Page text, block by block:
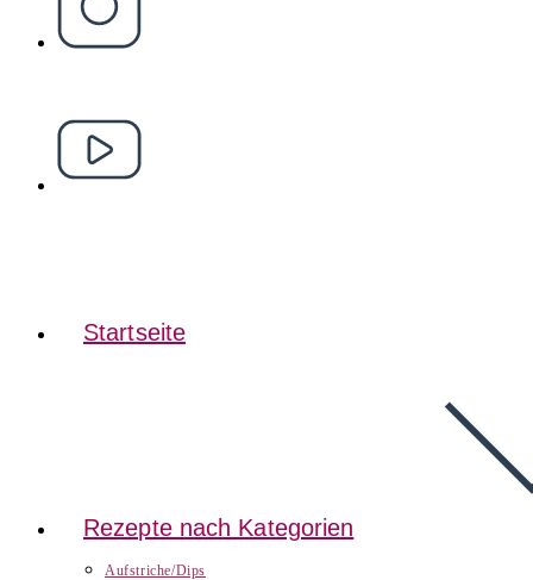
Startseite
Rezepte nach Kategorien
Aufstriche/Dips